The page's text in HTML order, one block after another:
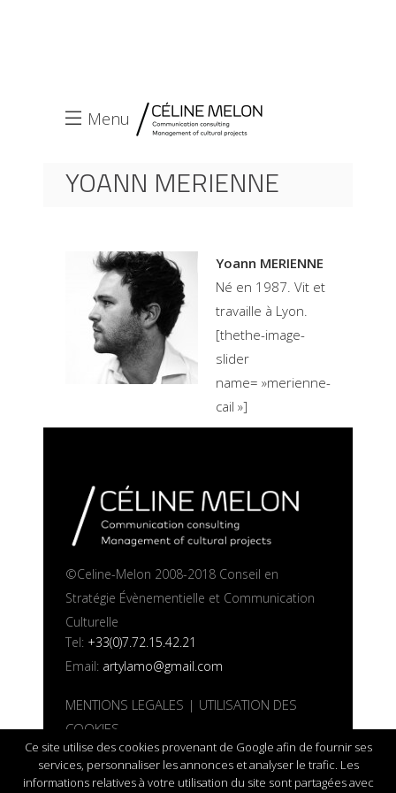
Menu
YOANN MERIENNE
Yoann MERIENNE
Né en 1987. Vit et
travaille à Lyon.
[thethe-image-
slider
name= »merienne-
cail »]
©Celine-Melon 2008-2018 Conseil en
Stratégie Évènementielle et Communication
Culturelle
Tel: +33(0)7.72.15.42.21
Email: artylamo@gmail.com
MENTIONS LEGALES | UTILISATION DES
COOKIES
Ce site utilise des cookies provenant de Google afin de fournir ses
services, personnaliser les annonces et analyser le trafic. Les
informations relatives à votre utilisation du site sont partagées avec